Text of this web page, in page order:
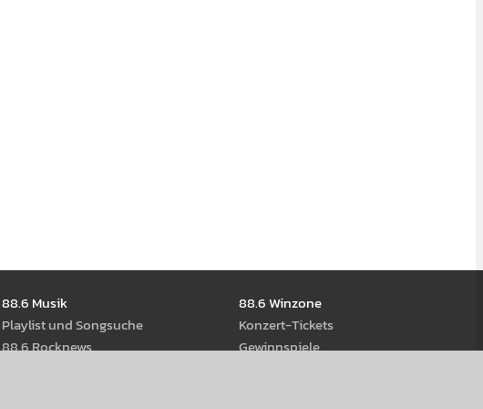
88.6 Musik
Play­list und Song­suche
88.6 Rock­news
88.6 Winzone
Kon­zert-Tickets
Gewinn­spiele